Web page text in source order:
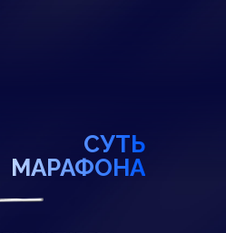
СУТЬ
МАРАФОНА